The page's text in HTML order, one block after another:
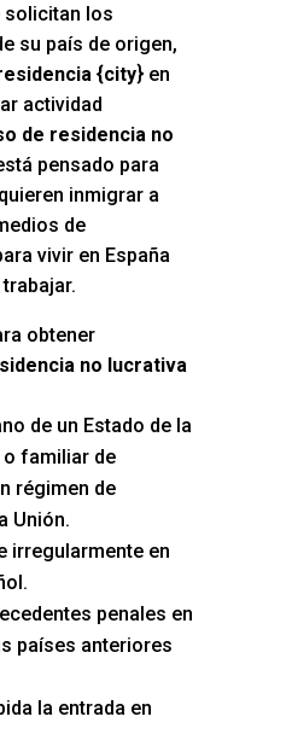
solicitan los
su país de origen,
{city} en
actividad
de residencia no
pensado para
inmigrar a
de
vivir en España
obtener
no lucrativa
de un Estado de la
o familiar de
régimen de
Unión.
irregularmente en
penales en
países anteriores
la entrada en